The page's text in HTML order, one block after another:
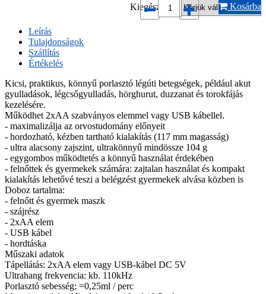
Kiegészítő: Kosárba
Leírás
Tulajdonságok
Szállítás
Értékelés
Kicsi, praktikus, könnyű porlasztó légúti betegségek, például akut
gyulladások, légcsőgyulladás, hörghurut, duzzanat és torokfájás
kezelésére.
Működhet 2xAA szabványos elemmel vagy USB kábellel.
- maximalizálja az orvostudomány előnyeit
- hordozható, kézben tartható kialakítás (117 mm magasság)
- ultra alacsony zajszint, ultrakönnyű mindössze 104 g
- egygombos működtetés a könnyű használat érdekében
- felnőttek és gyermekek számára: zajtalan használat és kompakt
kialakítás lehetővé teszi a belégzést gyermekek alvása közben is
Doboz tartalma:
- felnőtt és gyermek maszk
- szájrész
- 2xAA elem
- USB kábel
- hordtáska
Műszaki adatok
Tápellátás: 2xAA elem vagy USB-kábel DC 5V
Ultrahang frekvencia: kb. 110kHz
Porlasztó sebesség: =0,25ml / perc